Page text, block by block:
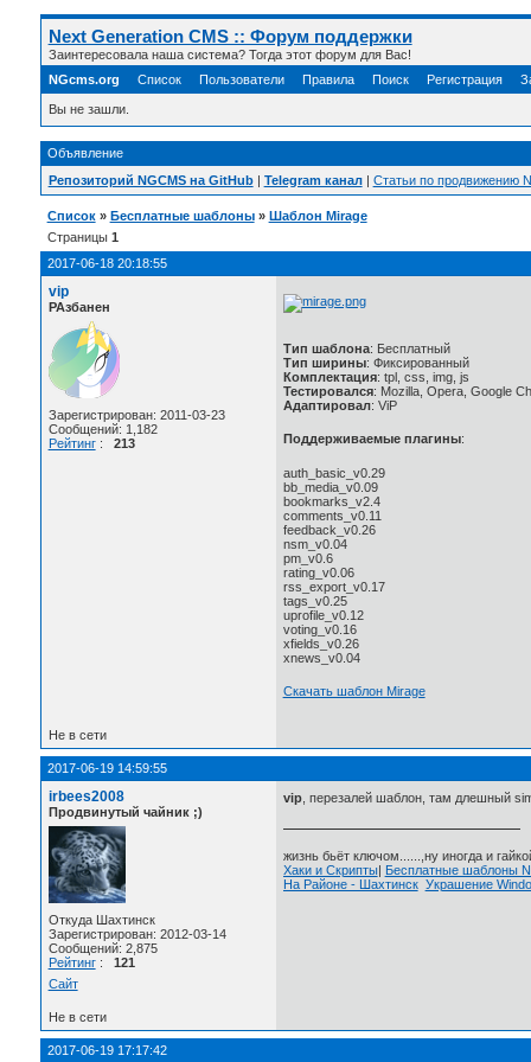
Next Generation CMS :: Форум поддержки
Заинтересовала наша система? Тогда этот форум для Вас!
NGcms.org
Список Пользователи Правила Поиск Регистрация
Вы не зашли.
Объявление
Репозиторий NGCMS на GitHub| Telegram канал| Статьи по продвижению
Список » Бесплатные шаблоны » Шаблон Mirage
Страницы 1
2017-06-18 20:18:55
vip
РАзбанен
Зарегистрирован: 2011-03-23
Сообщений: 1,182
Рейтинг: 213
Тип шаблона: Бесплатный
Тип ширины: Фиксированный
Комплектация: tpl, css, img, js
Тестировался: Mozilla, Opera, Google
Адаптировал: ViP
Поддерживаемые плагины:
auth_basic_v0.29
bb_media_v0.09
bookmarks_v2.4
comments_v0.11
feedback_v0.26
nsm_v0.04
pm_v0.6
rating_v0.06
rss_export_v0.17
tags_v0.25
uprofile_v0.12
voting_v0.16
xfields_v0.26
xnews_v0.04
Скачать шаблон Mirage
Не в сети
2017-06-19 14:59:55
irbees2008
Продвинутый чайник ;)
Откуда Шахтинск
Зарегистрирован: 2012-03-14
Сообщений: 2,875
Рейтинг: 121
Сайт
vip, перезалей шаблон, там длешный
жизнь бьёт ключом......,ну иногда и
Хаки и Скрипты|
Бесплатные шаблоны
На Районе - Шахтинск Украшение
Не в сети
2017-06-19 17:17:42